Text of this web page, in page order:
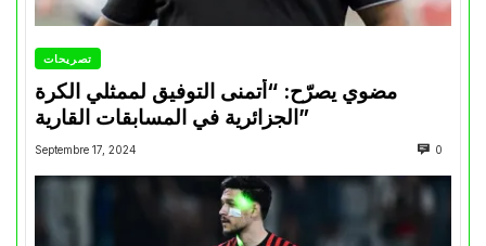
تصريحات
مضوي يصرّح: “أتمنى التوفيق لممثلي الكرة
الجزائرية في المسابقات القارية”
Septembre 17, 2024 0